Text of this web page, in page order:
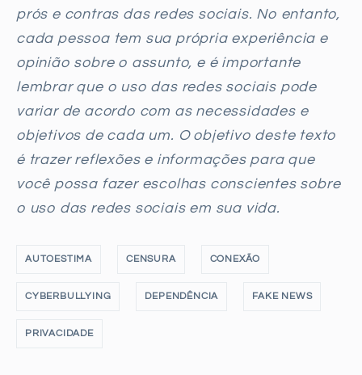
prós e contras das redes sociais. No entanto,
cada pessoa tem sua própria experiência e
opinião sobre o assunto, e é importante
lembrar que o uso das redes sociais pode
variar de acordo com as necessidades e
objetivos de cada um. O objetivo deste texto
é trazer reflexões e informações para que
você possa fazer escolhas conscientes sobre
o uso das redes sociais em sua vida.
AUTOESTIMA CENSURA CONEXÃO
CYBERBULLYING DEPENDÊNCIA FAKE NEWS
PRIVACIDADE